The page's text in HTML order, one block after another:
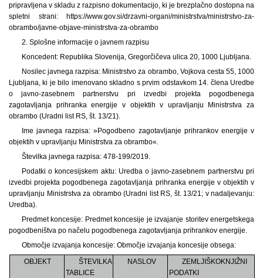
pripravljena v skladu z razpisno dokumentacijo, ki je brezplačno dostopna na
spletni strani: https://www.gov.si/drzavni-organi/ministrstva/ministrstvo-za-
obrambo/javne-objave-ministrstva-za-obrambo
2. Splošne informacije o javnem razpisu
Koncedent: Republika Slovenija, Gregorčičeva ulica 20, 1000 Ljubljana.
Nosilec javnega razpisa: Ministrstvo za obrambo, Vojkova cesta 55, 1000
Ljubljana, ki je bilo imenovano skladno s prvim odstavkom 14. člena Uredbe
o javno-zasebnem partnerstvu pri izvedbi projekta pogodbenega
zagotavljanja prihranka energije v objektih v upravljanju Ministrstva za
obrambo (Uradni list RS, št. 13/21).
Ime javnega razpisa: »Pogodbeno zagotavljanje prihrankov energije v
objektih v upravljanju Ministrstva za obrambo«.
Številka javnega razpisa: 478-199/2019.
Podatki o koncesijskem aktu: Uredba o javno-zasebnem partnerstvu pri
izvedbi projekta pogodbenega zagotavljanja prihranka energije v objektih v
upravljanju Ministrstva za obrambo (Uradni list RS, št. 13/21; v nadaljevanju:
Uredba).
Predmet koncesije: Predmet koncesije je izvajanje storitev energetskega
pogodbeništva po načelu pogodbenega zagotavljanja prihrankov energije.
Območje izvajanja koncesije: Območje izvajanja koncesije obsega:
OBJEKT
ŠTEVILKA
TABLICE
NASLOV
ZEMLJIŠKOKNJIŽNI
PODATKI